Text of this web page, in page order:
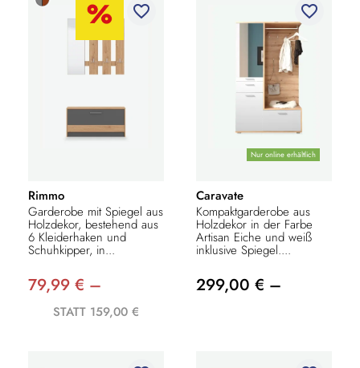
favorite_border
Rimmo
Garderobe mit Spiegel aus
Holzdekor, bestehend aus
6 Kleiderhaken und
Schuhkipper, in...
79,99 € –
STATT 159,00 €
Nur online erhältlich
favorite_border
Caravate
Kompaktgarderobe aus
Holzdekor in der Farbe
Artisan Eiche und weiß
inklusive Spiegel....
299,00 € –